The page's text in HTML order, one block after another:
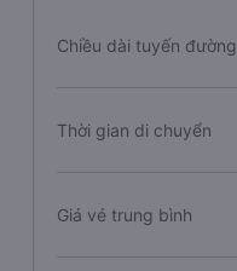
Chiều dài tuyến đường
Thời gian di chuyển
Giá vé trung bình